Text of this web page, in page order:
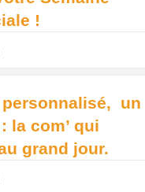
!
personnalisé, un
la com’ qui
grand jour.